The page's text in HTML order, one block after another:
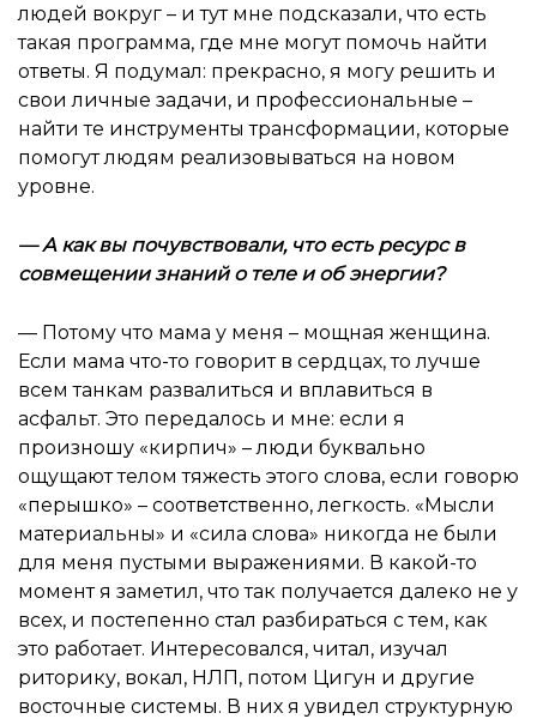
людей вокруг – и тут мне подсказали, что есть
такая программа, где мне могут помочь найти
ответы. Я подумал: прекрасно, я могу решить и
свои личные задачи, и профессиональные –
найти те инструменты трансформации, которые
помогут людям реализовываться на новом
уровне.
—А как вы почувствовали, что есть ресурс в
совмещении знаний о теле и об энергии?
— Потому что мама у меня – мощная женщина.
Если мама что-то говорит в сердцах, то лучше
всем танкам развалиться и вплавиться в
асфальт. Это передалось и мне: если я
произношу «кирпич» – люди буквально
ощущают телом тяжесть этого слова, если говорю
«перышко» – соответственно, легкость. «Мысли
материальны» и «сила слова» никогда не были
для меня пустыми выражениями. В какой-то
момент я заметил, что так получается далеко не у
всех, и постепенно стал разбираться с тем, как
это работает. Интересовался, читал, изучал
риторику, вокал, НЛП, потом Цигун и другие
восточные системы. В них я увидел структурную